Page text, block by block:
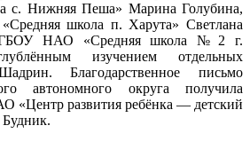
с. Нижняя Пеша» Марина Голубина,
школа п. Харута» Светлана
ГБОУ НАО «Средняя школа № 2 г.
изучением отдельных
Благодарственное письмо
автономного округа получила
«Центр развития ребёнка — детский